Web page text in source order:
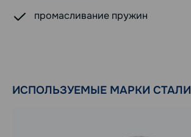
промасливание пружин
ИСПОЛЬЗУЕМЫЕ МАРКИ СТАЛИ